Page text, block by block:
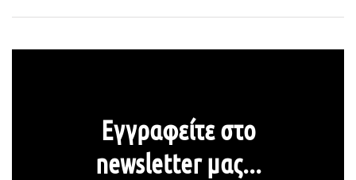
Εγγραφείτε στο
newsletter μας...